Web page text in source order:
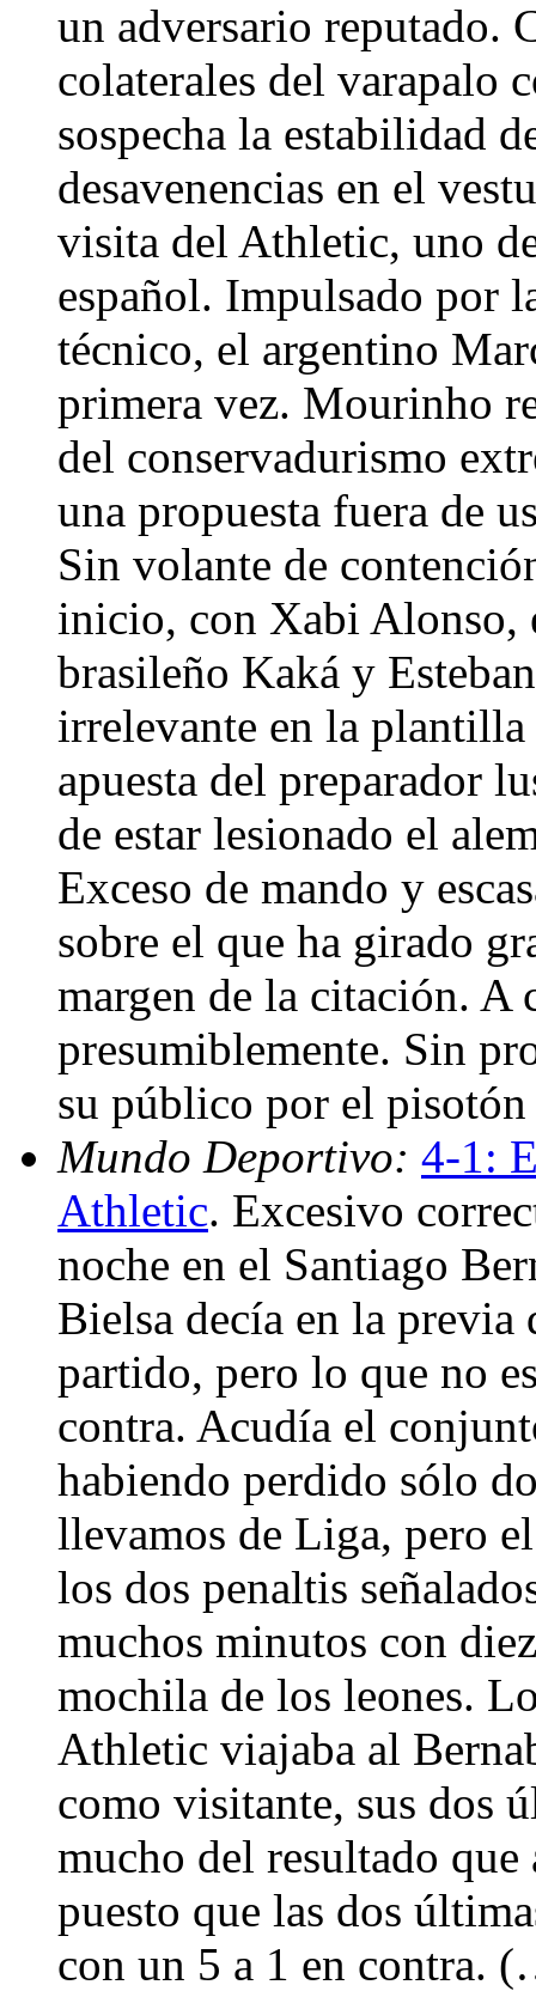
un adversario reputado.
colaterales del varapalo
sospecha la estabilidad
desavenencias en el
visita del Athletic, uno
español. Impulsado por
técnico, el argentino
primera vez. Mourinho
del conservadurismo
una propuesta fuera de
Sin volante de
inicio, con Xabi Alonso,
brasileño Kaká y
irrelevante en la
apuesta del preparador
de estar lesionado el
Exceso de mando y
sobre el que ha girado
margen de la citación. A
presumiblemente. Sin
su público por el
Mundo Deportivo: 4-1:
Athletic. Excesivo
noche en el Santiago
Bielsa decía en la previa
partido, pero lo que no
contra. Acudía el
habiendo perdido sólo
llevamos de Liga, pero
los dos penaltis
muchos minutos con
mochila de los leones.
Athletic viajaba al
como visitante, sus dos
mucho del resultado
puesto que las dos
con un 5 a 1 en contra.